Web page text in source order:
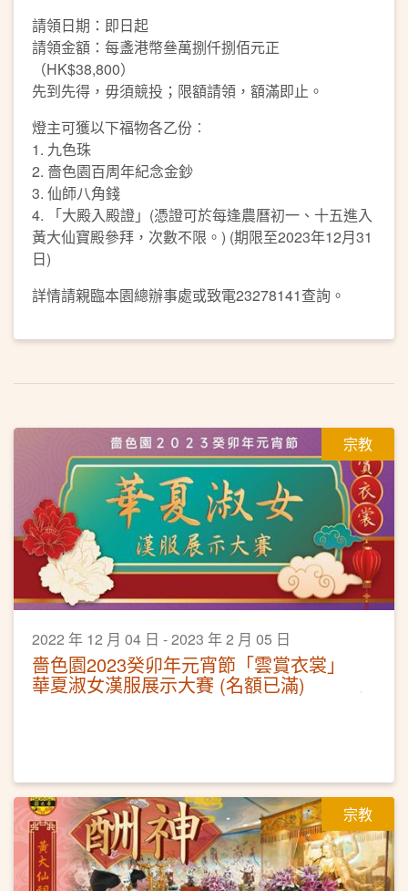
請領日期：即日起
請領金額：每盞港幣叄萬捌仟捌佰元正
（HK$38,800）
先到先得，毋須競投；限額請領，額滿即止。
燈主可獲以下福物各乙份︰
1. 九色珠
2. 嗇色園百周年紀念金鈔
3. 仙師八角錢
4. 「大殿入殿證」(憑證可於每逢農曆初一、十五進入
黃大仙寶殿參拜，次數不限。) (期限至2023年12月31
日)
詳情請親臨本園總辦事處或致電23278141查詢。
宗教
2022 年 12 月 04 日 - 2023 年 2 月 05 日
嗇色園2023癸卯年元宵節「雲賞衣裳」
華夏淑女漢服展示大賽 (名額已滿)
宗教